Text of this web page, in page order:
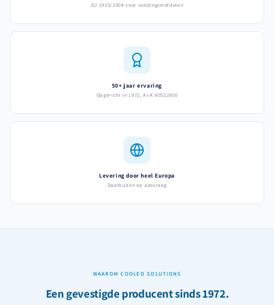
EU 1935/2004 voor voedingsmiddelen
50+ jaar ervaring
Opgericht in 1972, KvK 80552900
Levering door heel Europa
Daarbuiten op aanvraag
WAAROM COOLED SOLUTIONS
Een gevestigde producent sinds 1972.